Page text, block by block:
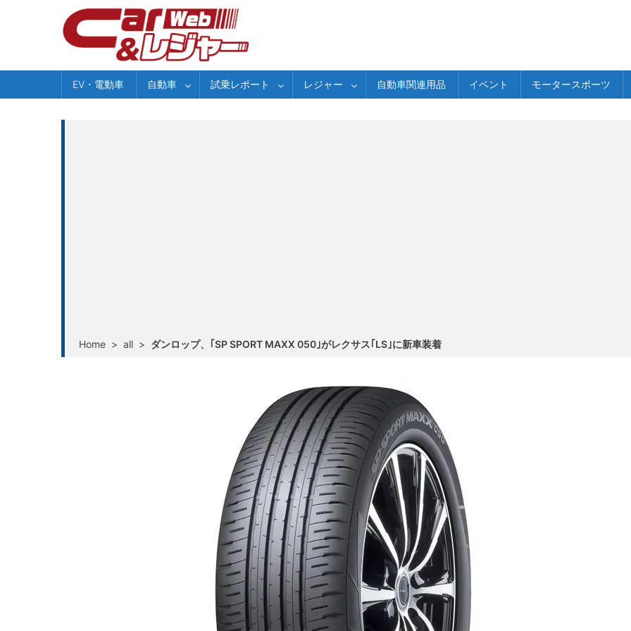
EV・電動車 自動車 試乗レポート レジャー 自動車関連用品 イベント モータースポーツ
Home > all > ダンロップ、｢SP SPORT MAXX 050｣がレクサス｢LS｣に新車装着